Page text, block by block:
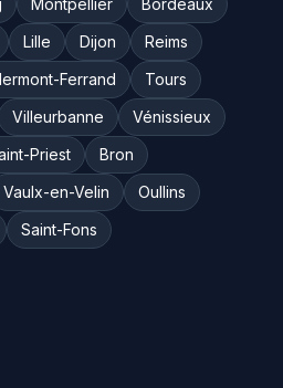
Montpellier
Bordeaux
Lille Dijon
Reims
Ferrand
Tours
Villeurbanne
Vénissieux
Priest
Bron
Vaulx-en-Velin
Oullins
Saint-Fons